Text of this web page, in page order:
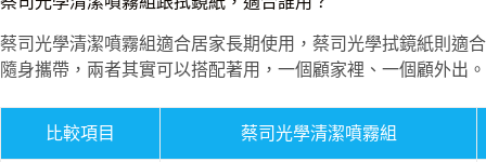
蔡司光學清潔噴霧組適合居家長期使用，蔡司光學拭鏡紙則適合
隨身攜帶，兩者其實可以搭配著用，一個顧家裡、一個顧外出。
比較項目 蔡司光學清潔噴霧組